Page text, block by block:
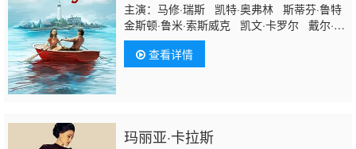
主演：马修·瑞斯 凯特·奥弗林 斯蒂芬·鲁特
金斯顿·鲁米·索斯威克 凯文·卡罗尔 戴尔·迪
奇 Ava Gaudet 威廉·希尔 戴维·阿姆斯特
朗 伊莱·D·戈斯 Jimmy Shirts 伊恩·莱昂斯
克里斯托弗·C·詹姆斯 Shawn Jain Kevin
查看详情
玛丽亚·卡拉斯